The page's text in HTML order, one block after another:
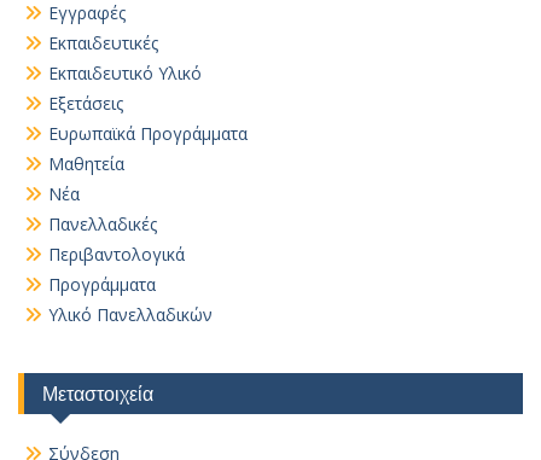
Εγγραφές
Εκπαιδευτικές
Εκπαιδευτικό Υλικό
Εξετάσεις
Ευρωπαϊκά Προγράμματα
Μαθητεία
Νέα
Πανελλαδικές
Περιβαντολογικά
Προγράμματα
Υλικό Πανελλαδικών
Μεταστοιχεία
Σύνδεση